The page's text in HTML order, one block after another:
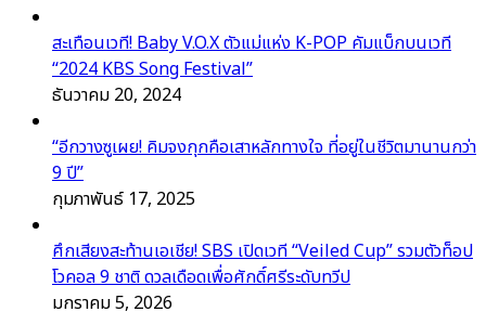
สะเทือนเวที! Baby V.O.X ตัวแม่แห่ง K-POP คัมแบ็กบนเวที
“2024 KBS Song Festival”
ธันวาคม 20, 2024
“อีกวางซูเผย! คิมจงกุกคือเสาหลักทางใจ ที่อยู่ในชีวิตมานานกว่า
9 ปี”
กุมภาพันธ์ 17, 2025
ศึกเสียงสะท้านเอเชีย! SBS เปิดเวที “Veiled Cup” รวมตัวท็อป
โวคอล 9 ชาติ ดวลเดือดเพื่อศักดิ์ศรีระดับทวีป
มกราคม 5, 2026